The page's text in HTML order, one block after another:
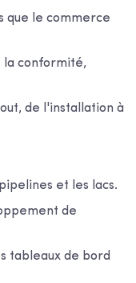
que le commerce
la conformité,
de l'installation à
et les lacs.
de
tableaux de bord